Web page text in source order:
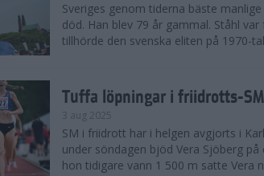
Sveriges genom tiderna bäste
död. Han blev 79 år gammal. Ståhl
tillhörde den svenska eliten på 1970-
Tuffa löpningar i friidrotts-SM
3 aug 2025
SM i friidrott har i helgen avgjorts i
under söndagen bjöd Vera Sjöberg
hon tidigare vann 1 500 m satte Vera